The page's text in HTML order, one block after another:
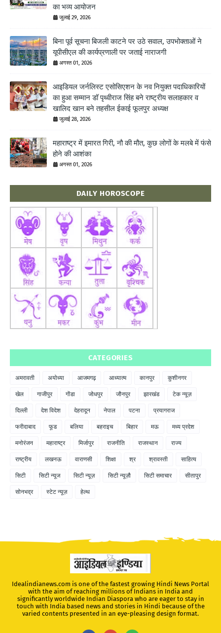
का भव्य आयोजन
जुलाई 29, 2026
बिना पूर्व सूचना बिजली काटने पर उठे सवाल, उपभोक्ताओं ने
यूपीसीएल की कार्यप्रणाली पर जताई नाराजगी
अगस्त 01, 2026
आइडियल जर्नलिस्ट एसोसिएशन के नव नियुक्त पदाधिकारियों
का हुआ सम्मान डॉ पृथ्वीराज सिंह बने राष्ट्रीय सलाहकार व
खालिद खान बने तहसील ईकाई फूलपुर अध्यक्ष
जुलाई 28, 2026
महाराष्ट्र में इमारत गिरी, नौ की मौत, कुछ लोगों के मलबे में फंसे
होने की आशंका
अगस्त 01, 2026
DAILY HOROSCOPE
CATEGORIES
अमरावती अयोध्या आजमगढ़ आध्यात्म कानपुर कुशीनगर
खेल गाजीपुर गोंडा जोधपुर जौनपुर झारखंड टेक न्यूज़
दिल्ली देश विदेश देहरादून नेपाल पटना प्रयागराज
फरीदाबाद फूड बलिया बहराइच बिहार मऊ मध्य प्रदेश
मनोरंजन महाराष्ट्र मिर्जापुर राजनीति राजस्थान राज्य
राष्ट्रीय लखनऊ वाराणसी शिक्षा श्र श्रावस्ती साहित्य
सिटी सिटी न्यूज सिटी न्यूज़ सिटी न्यूज़ौ सिटी समाचार सीतापुर
सोनभद्र स्टेट न्यूज़ हेल्थ
Idealindianews.com is one of the fastest growing Hindi News Portal
with the aim of reaching millions of Indians in India and
significantly worldwide Indian Diaspora who are eager to stay in
touch with India based news and stories in Hindi because of the
varied contents presented in an eye-pleasing design format.